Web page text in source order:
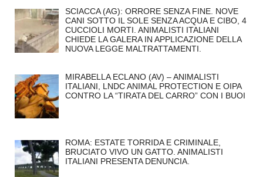
SCIACCA (AG): ORRORE SENZA FINE. NOVE
CANI SOTTO IL SOLE SENZA ACQUA E CIBO, 4
CUCCIOLI MORTI. ANIMALISTI ITALIANI
CHIEDE LA GALERA IN APPLICAZIONE DELLA
NUOVA LEGGE MALTRATTAMENTI.
MIRABELLA ECLANO (AV) – ANIMALISTI
ITALIANI, LNDC ANIMAL PROTECTION E OIPA
CONTRO LA “TIRATA DEL CARRO” CON I BUOI
ROMA: ESTATE TORRIDA E CRIMINALE,
BRUCIATO VIVO UN GATTO. ANIMALISTI
ITALIANI PRESENTA DENUNCIA.